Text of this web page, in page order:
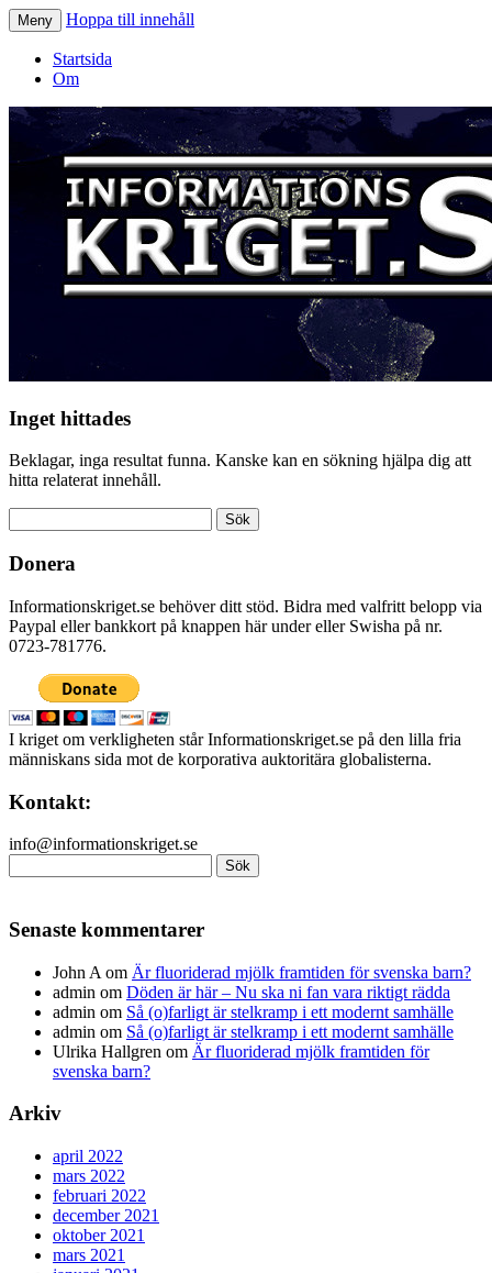
Informationskriget.se
Meny Hoppa till innehåll
Startsida
Om
Inget hittades
Beklagar, inga resultat funna. Kanske kan en sökning hjälpa dig att
hitta relaterat innehåll.
efter:
Donera
Informationskriget.se behöver ditt stöd. Bidra med valfritt belopp via
Paypal eller bankkort på knappen här under eller Swisha på nr.
0723-781776.
I kriget om verkligheten står Informationskriget.se på den lilla fria
människans sida mot de korporativa auktoritära globalisterna.
Kontakt:
info@informationskriget.se
efter:
Senaste kommentarer
John A om Är fluoriderad mjölk framtiden för svenska barn?
admin om Döden är här – Nu ska ni fan vara riktigt rädda
admin om Så (o)farligt är stelkramp i ett modernt samhälle
admin om Så (o)farligt är stelkramp i ett modernt samhälle
Ulrika Hallgren om Är fluoriderad mjölk framtiden för
svenska barn?
Arkiv
april 2022
mars 2022
februari 2022
december 2021
oktober 2021
mars 2021